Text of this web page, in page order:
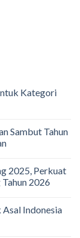
Kategori
Sambut Tahun
2025, Perkuat
2026
Indonesia